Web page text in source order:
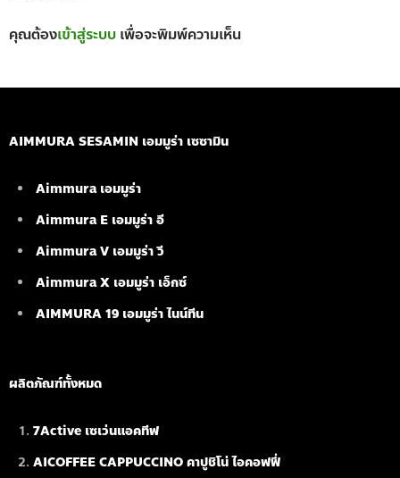
คุณต้องเข้าสู่ระบบ เพื่อจะพิมพ์ความเห็น
AIMMURA SESAMIN เอมมูร่า เซซามิน
Aimmura เอมมูร่า
Aimmura E เอมมูร่า อี
Aimmura V เอมมูร่า วี
Aimmura X เอมมูร่า เอ็กซ์
AIMMURA 19 เอมมูร่า ไนน์ทีน
ผลิตภัณฑ์ทั้งหมด
7Active เซเว่นแอคทีฟ
AICOFFEE CAPPUCCINO คาปูชิโน่ ไอคอฟฟี่